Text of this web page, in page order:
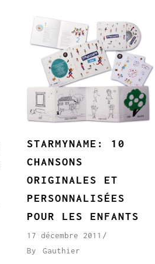
STARMYNAME: 10
CHANSONS
ORIGINALES ET
PERSONNALISÉES
POUR LES ENFANTS
17 décembre 2011
By
Gauthier